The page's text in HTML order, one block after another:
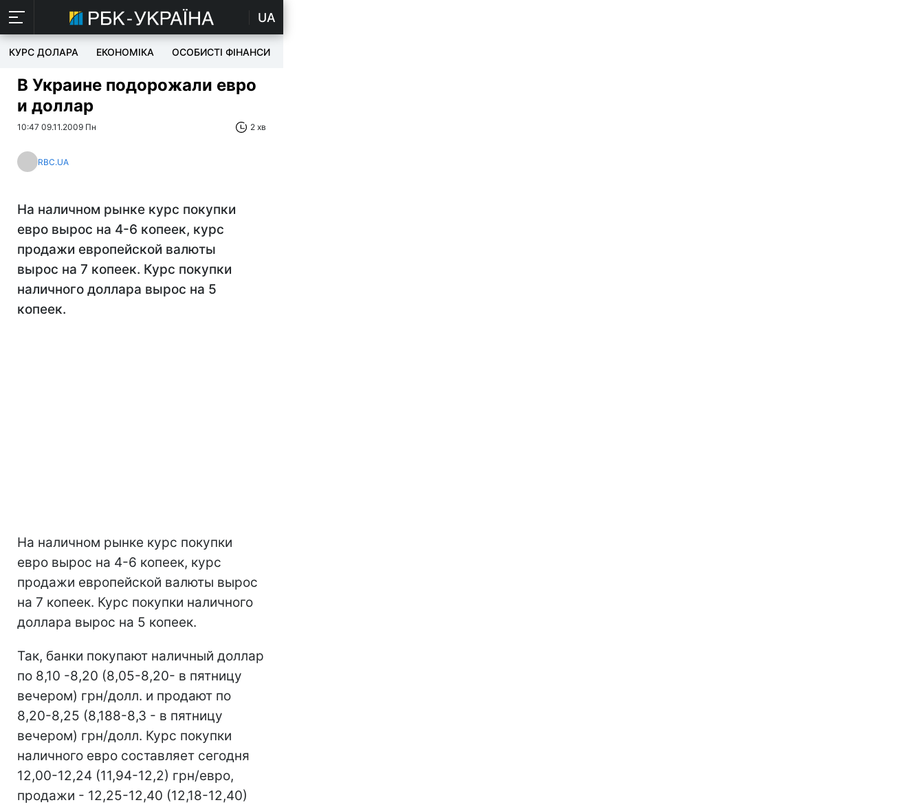
UA
КУРС ДОЛАРА ЕКОНОМІКА ОСОБИСТІ ФІНАНСИ
В Украине подорожали евро
и доллар
10:47 09.11.2009 Пн 2 хв
RBC.UA
На наличном рынке курс покупки
евро вырос на 4-6 копеек, курс
продажи европейской валюты
вырос на 7 копеек. Курс покупки
наличного доллара вырос на 5
копеек.
На наличном рынке курс покупки
евро вырос на 4-6 копеек, курс
продажи европейской валюты вырос
на 7 копеек. Курс покупки наличного
доллара вырос на 5 копеек.
Так, банки покупают наличный доллар
по 8,10 -8,20 (8,05-8,20- в пятницу
вечером) грн/долл. и продают по
8,20-8,25 (8,188-8,3 - в пятницу
вечером) грн/долл. Курс покупки
наличного евро составляет сегодня
12,00-12,24 (11,94-12,2) грн/евро,
продажи - 12,25-12,40 (12,18-12,40)